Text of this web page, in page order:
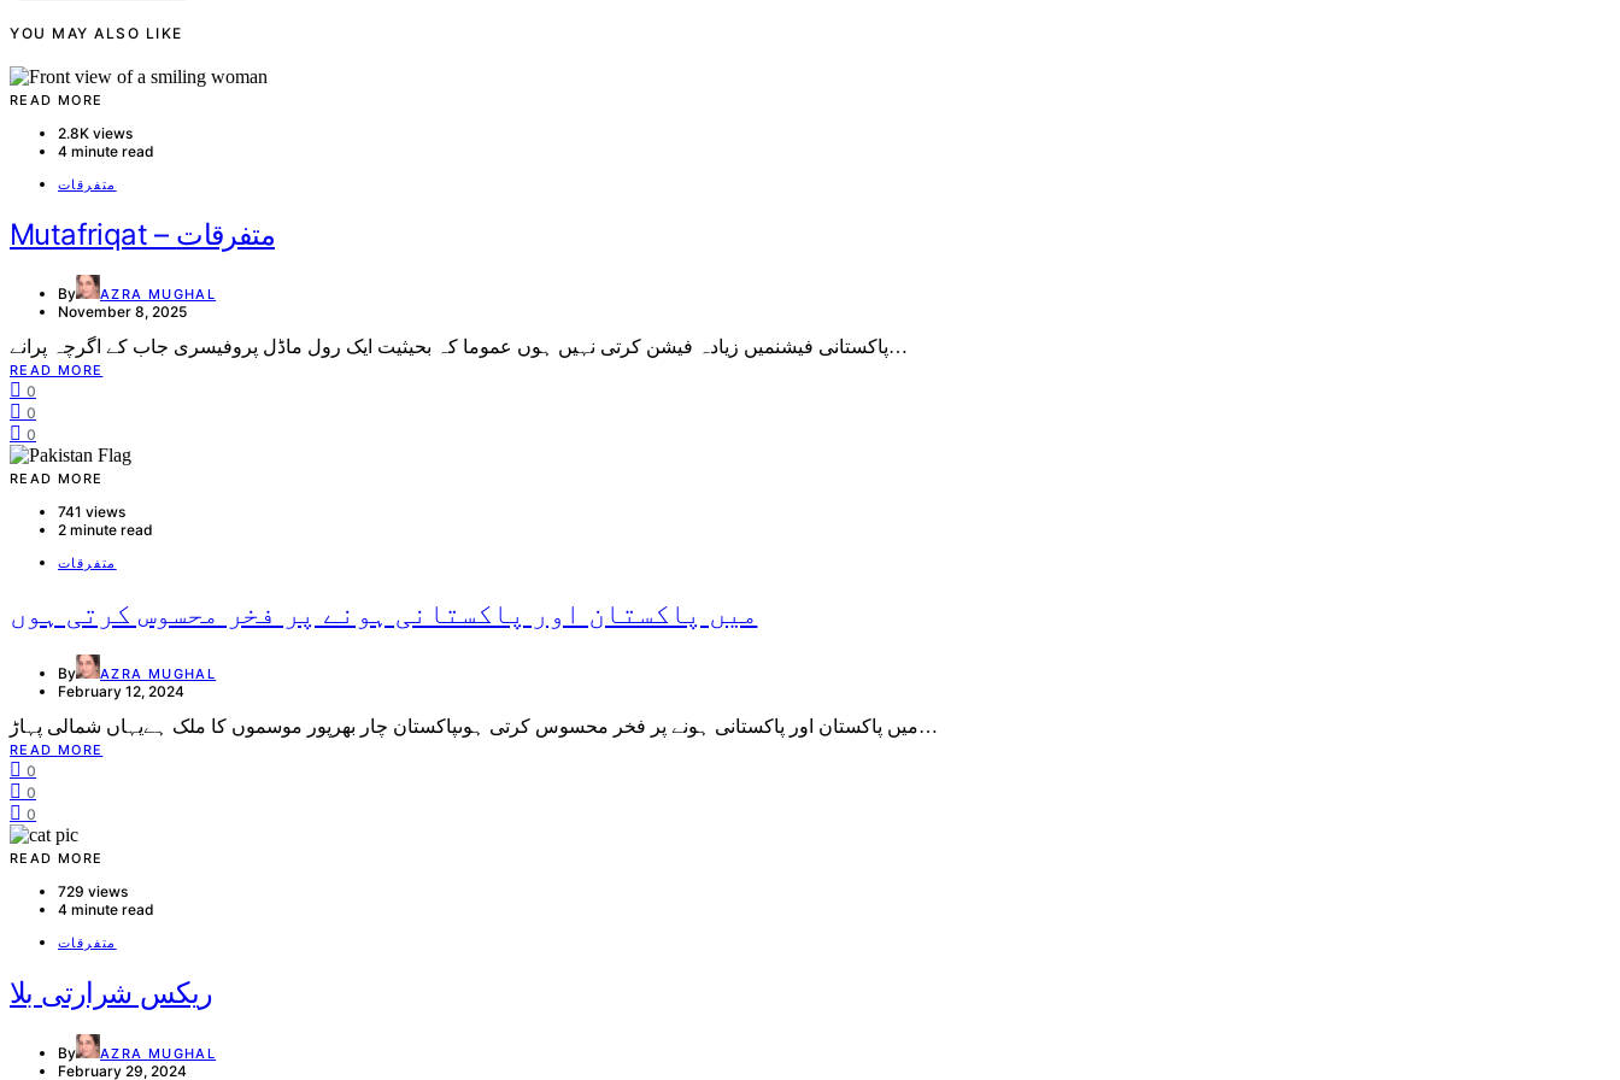
YOU MAY ALSO LIKE
READ MORE
2.8K views
4 minute read
متفرقات
Mutafriqat – متفرقات
By AZRA MUGHAL
November 8, 2025
پاکستانی فیشنمیں زیادہ فیشن کرتی نہیں ہوں عموما کہ بحیثیت ایک رول ماڈل پروفیسری جاب کے اگرچہ پرانے…
READ MORE
0
0
0
READ MORE
741 views
2 minute read
متفرقات
میں پاکستان اور پاکستانی ہونے پر فخر محسوس کرتی ہوں
By AZRA MUGHAL
February 12, 2024
میں پاکستان اور پاکستانی ہونے پر فخر محسوس کرتی ہوںپاکستان چار بھرپور موسموں کا ملک ہےیہاں شمالی پہاڑ…
READ MORE
0
0
0
READ MORE
729 views
4 minute read
متفرقات
ریکس شرارتی بلا
By AZRA MUGHAL
February 29, 2024